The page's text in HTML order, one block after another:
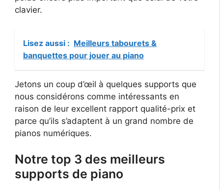
clavier.
Lisez aussi : Meilleurs tabourets &
banquettes pour jouer au piano
Jetons un coup d’œil à quelques supports que
nous considérons comme intéressants en
raison de leur excellent rapport qualité-prix et
parce qu’ils s’adaptent à un grand nombre de
pianos numériques.
Notre top 3 des meilleurs
supports de piano